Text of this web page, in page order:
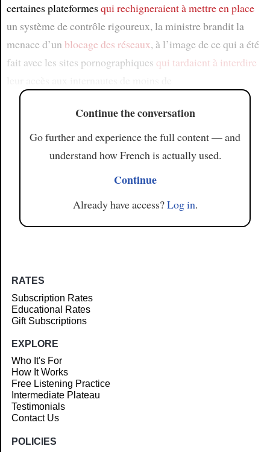
certaines plateformesqui rechigneraient àmettre en place
un système de contrôle rigoureux, la ministre brandit la
menace d’un blocage des réseaux, à l’image de ce qui a été
fait avec les sites pornographiques qui tardaient à interdire
Continue the conversation
Go further and experience the full content — and
understand how French is actually used.
Continue
Already have access?Log in.
RATES
Subscription Rates
Educational Rates
Gift Subscriptions
EXPLORE
Who It's For
How It Works
Free Listening Practice
Intermediate Plateau
Testimonials
Contact Us
POLICIES